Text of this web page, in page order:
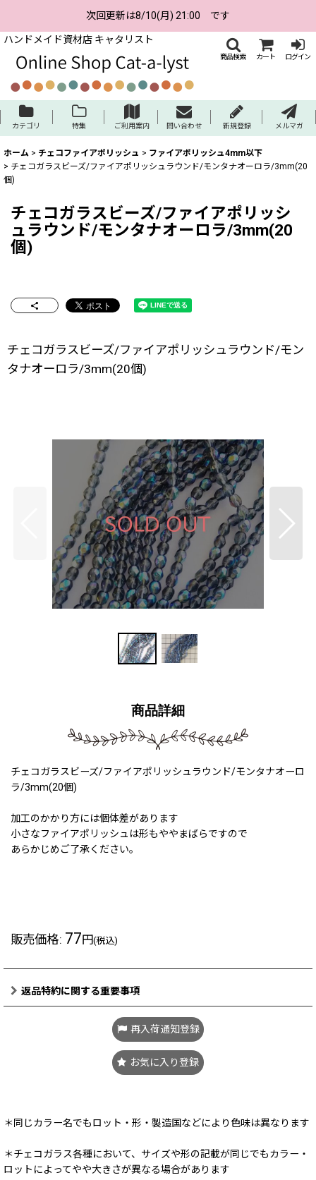
次回更新は8/10(月) 21:00 です
ハンドメイド資材店 キャタリスト
商品検索 カート ログイン
カテゴリ 特集 ご利用案内 問い合わせ 新規登録 メルマガ
ホーム > チェコファイアポリッシュ > ファイアポリッシュ4mm以下
> チェコガラスビーズ/ファイアポリッシュラウンド/モンタナオーロラ/3mm(20
個)
チェコガラスビーズ/ファイアポリッシ
ュラウンド/モンタナオーロラ/3mm(20
個)
チェコガラスビーズ/ファイアポリッシュラウンド/モン
タナオーロラ/3mm(20個)
商品詳細
チェコガラスビーズ/ファイアポリッシュラウンド/モンタナオーロ
ラ/3mm(20個)
加工のかかり方には個体差があります
小さなファイアポリッシュは形もややまばらですので
あらかじめご了承ください。
販売価格: 77円(税込)
返品特約に関する重要事項
再入荷通知登録
お気に入り登録
＊同じカラー名でもロット・形・製造国などにより色味は異なります
＊チェコガラス各種において、サイズや形の記載が同じでもカラー・
ロットによってやや大きさが異なる場合があります